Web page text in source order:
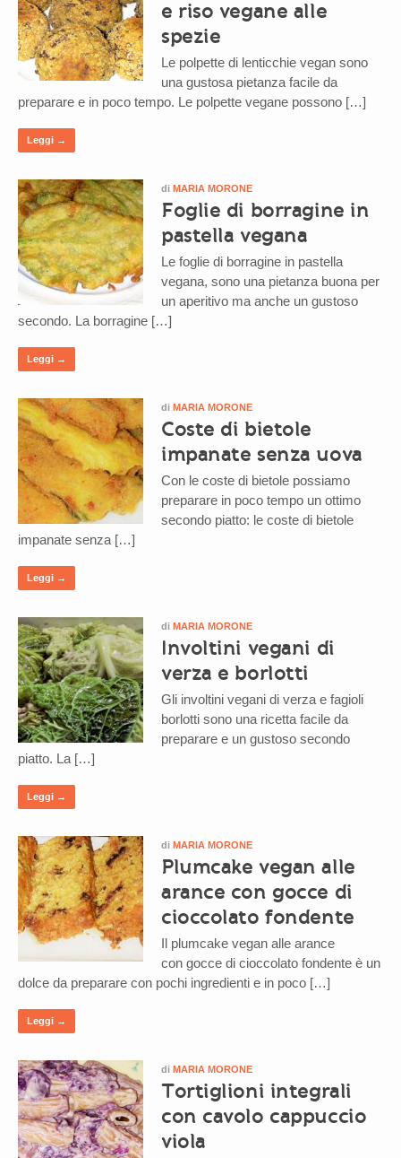
e riso vegane alle
spezie
Le polpette di lenticchie vegan sono
una gustosa pietanza facile da
preparare e in poco tempo. Le polpette vegane possono […]
Leggi →
di MARIA MORONE
Foglie di borragine in
pastella vegana
Le foglie di borragine in pastella
vegana, sono una pietanza buona per
un aperitivo ma anche un gustoso
secondo. La borragine […]
Leggi →
di MARIA MORONE
Coste di bietole
impanate senza uova
Con le coste di bietole possiamo
preparare in poco tempo un ottimo
secondo piatto: le coste di bietole
impanate senza […]
Leggi →
di MARIA MORONE
Involtini vegani di
verza e borlotti
Gli involtini vegani di verza e fagioli
borlotti sono una ricetta facile da
preparare e un gustoso secondo
piatto. La […]
Leggi →
di MARIA MORONE
Plumcake vegan alle
arance con gocce di
cioccolato fondente
Il plumcake vegan alle arance
con gocce di cioccolato fondente è un
dolce da preparare con pochi ingredienti e in poco […]
Leggi →
di MARIA MORONE
Tortiglioni integrali
con cavolo cappuccio
viola